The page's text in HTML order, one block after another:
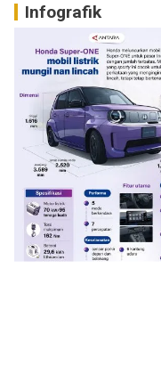
Infografik